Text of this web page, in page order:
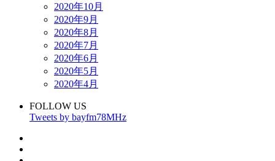
2020年10月
2020年9月
2020年8月
2020年7月
2020年6月
2020年5月
2020年4月
FOLLOW US
Tweets by bayfm78MHz